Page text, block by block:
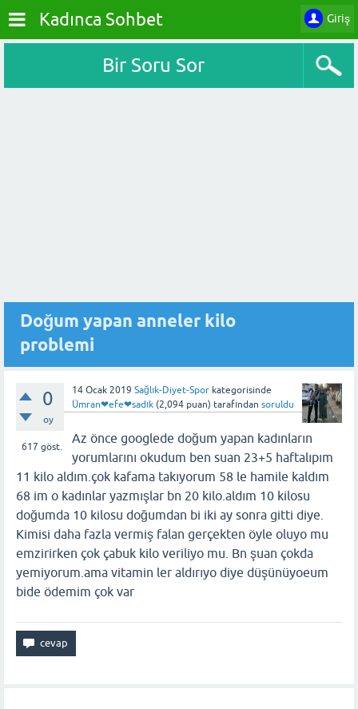
Giriş
Kadınca Sohbet
Bir Soru Sor
Doğum yapan anneler kilo
problemi
0
oy
617 göst.
14 Ocak 2019 Sağlık-Diyet-Spor kategorisinde
Ümran❤efe❤sadık (2,094 puan) tarafından soruldu
Az önce googlede doğum yapan kadınların
yorumlarını okudum ben suan 23+5 haftalıpım
11 kilo aldım.çok kafama takıyorum 58 le hamile kaldım
68 im o kadınlar yazmışlar bn 20 kilo.aldım 10 kilosu
doğumda 10 kilosu doğumdan bi iki ay sonra gitti diye.
Kimisi daha fazla vermiş falan gerçekten öyle oluyo mu
emzirirken çok çabuk kilo veriliyo mu. Bn şuan çokda
yemiyorum.ama vitamin ler aldırıyo diye düşünüyoeum
bide ödemim çok var